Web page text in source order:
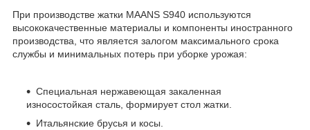
При производстве жатки MAANS S940 используются
высококачественные материалы и компоненты иностранного
производства, что является залогом максимального срока
службы и минимальных потерь при уборке урожая:
Специальная нержавеющая закаленная
износостойкая сталь, формирует стол жатки.
Итальянские брусья и косы.